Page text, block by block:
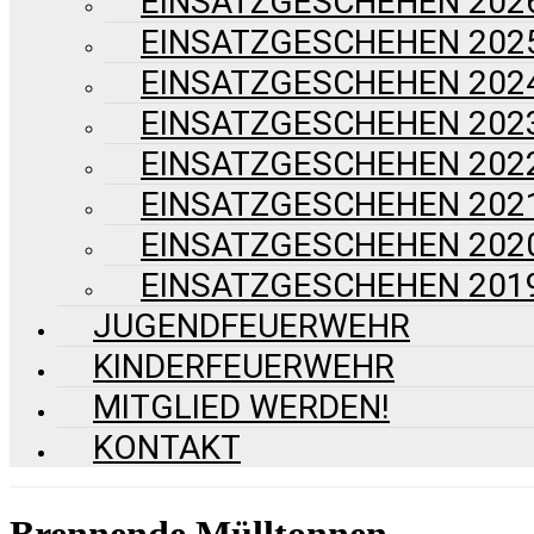
EINSATZGESCHEHEN
EINSATZGESCHEHEN
EINSATZGESCHEHEN
EINSATZGESCHEHEN
EINSATZGESCHEHEN
EINSATZGESCHEHEN
EINSATZGESCHEHEN
JUGENDFEUERWEHR
KINDERFEUERWEHR
MITGLIED WERDEN!
KONTAKT